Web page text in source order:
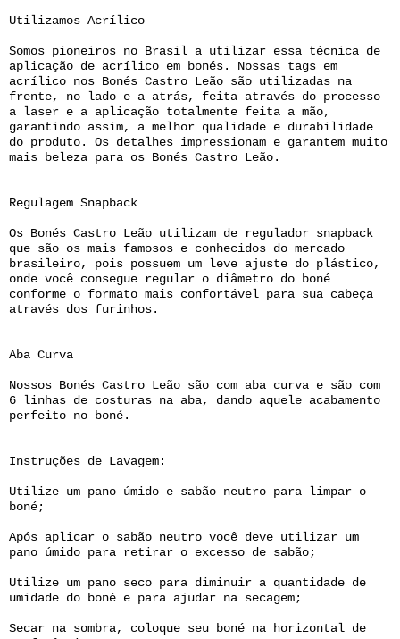
Utilizamos Acrílico
Somos pioneiros no Brasil a utilizar essa técnica de
aplicação de acrílico em bonés. Nossas tags em
acrílico nos Bonés Castro Leão são utilizadas na
frente, no lado e a atrás, feita através do processo
a laser e a aplicação totalmente feita a mão,
garantindo assim, a melhor qualidade e durabilidade
do produto. Os detalhes impressionam e garantem muito
mais beleza para os Bonés Castro Leão.
Regulagem Snapback
Os Bonés Castro Leão utilizam de regulador snapback
que são os mais famosos e conhecidos do mercado
brasileiro, pois possuem um leve ajuste do plástico,
onde você consegue regular o diâmetro do boné
conforme o formato mais confortável para sua cabeça
através dos furinhos.
Aba Curva
Nossos Bonés Castro Leão são com aba curva e são com
6 linhas de costuras na aba, dando aquele acabamento
perfeito no boné.
Instruções de Lavagem:
Utilize um pano úmido e sabão neutro para limpar o
boné;
Após aplicar o sabão neutro você deve utilizar um
pano úmido para retirar o excesso de sabão;
Utilize um pano seco para diminuir a quantidade de
umidade do boné e para ajudar na secagem;
Secar na sombra, coloque seu boné na horizontal de